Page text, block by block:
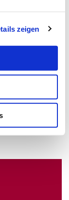
zeigen
gegen
EU-